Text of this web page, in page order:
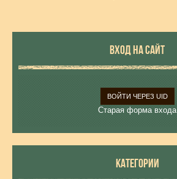
ВХОД НА САЙТ
ВОЙТИ ЧЕРЕЗ UID
Старая форма входа
КАТЕГОРИИ